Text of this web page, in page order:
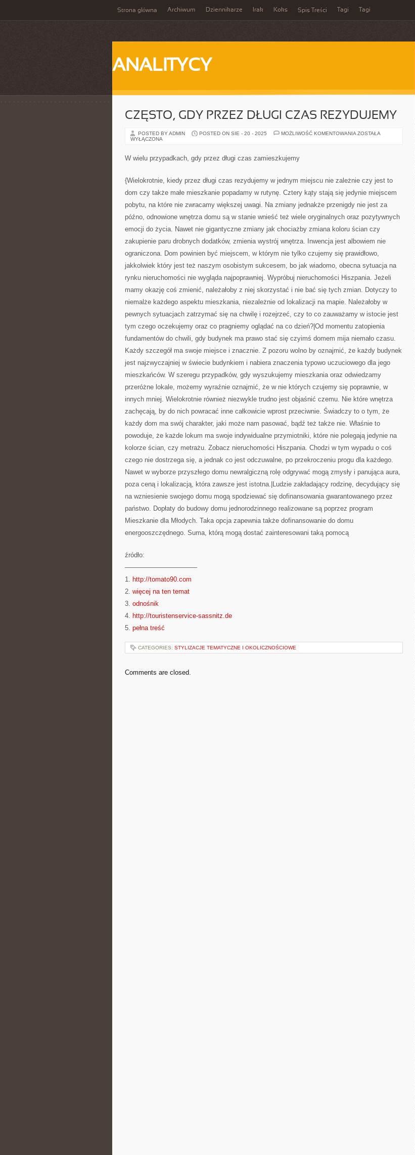
Strona główna Archiwum Dziennikarze Irak Koks Spis Treści Tagi Tagi
ANALITYCY
CZĘSTO, GDY PRZEZ DŁUGI CZAS REZYDUJEMY
POSTED BY ADMIN POSTED ON SIE - 20 - 2025 MOŻLIWOŚĆ KOMENTOWANIA CZĘSTO,
ZOSTAŁA
WYŁĄCZONA
W wielu przypadkach, gdy przez długi czas zamieszkujemy
{Wielokrotnie, kiedy przez długi czas rezydujemy w jednym miejscu nie zależnie czy jest to
dom czy także małe mieszkanie popadamy w rutynę. Cztery kąty stają się jedynie miejscem
pobytu, na które nie zwracamy większej uwagi. Na zmiany jednakże przenigdy nie jest za
późno, odnowione wnętrza domu są w stanie wnieść też wiele oryginalnych oraz pozytywnych
emocji do życia. Nawet nie gigantyczne zmiany jak chociażby zmiana koloru ścian czy
zakupienie paru drobnych dodatków, zmienia wystrój wnętrza. Inwencja jest albowiem nie
ograniczona. Dom powinien być miejscem, w którym nie tylko czujemy się prawidłowo,
jakkolwiek który jest też naszym osobistym sukcesem, bo jak wiadomo, obecna sytuacja na
rynku nieruchomości nie wygląda najpoprawniej. Wypróbuj nieruchomości Hiszpania. Jeżeli
mamy okazję coś zmienić, należałoby z niej skorzystać i nie bać się tych zmian. Dotyczy to
niemalże każdego aspektu mieszkania, niezależnie od lokalizacji na mapie. Należałoby w
pewnych sytuacjach zatrzymać się na chwilę i rozejrzeć, czy to co zauważamy w istocie jest
tym czego oczekujemy oraz co pragniemy oglądać na co dzień?|Od momentu zatopienia
fundamentów do chwili, gdy budynek ma prawo stać się czyimś domem mija niemało czasu.
Każdy szczegół ma swoje miejsce i znacznie. Z pozoru wolno by oznajmić, że każdy budynek
jest najzwyczajniej w świecie budynkiem i nabiera znaczenia typowo uczuciowego dla jego
mieszkańców. W szeregu przypadków, gdy wyszukujemy mieszkania oraz odwiedzamy
przeróżne lokale, możemy wyraźnie oznajmić, że w nie których czujemy się poprawnie, w
innych mniej. Wielokrotnie również niezwykle trudno jest objaśnić czemu. Nie które wnętrza
zachęcają, by do nich powracać inne całkowicie wprost przeciwnie. Świadczy to o tym, że
każdy dom ma swój charakter, jaki może nam pasować, bądź też także nie. Właśnie to
powoduje, że każde lokum ma swoje indywidualne przymiotniki, które nie polegają jedynie na
kolorze ścian, czy metrażu. Zobacz nieruchomości Hiszpania. Chodzi w tym wypadu o coś
czego nie dostrzega się, a jednak co jest odczuwalne, po przekroczeniu progu dla każdego.
Nawet w wyborze przyszłego domu newralgiczną rolę odgrywać mogą zmysły i panująca aura,
poza ceną i lokalizacją, która zawsze jest istotna.|Ludzie zakładający rodzinę, decydujący się
na wzniesienie swojego domu mogą spodziewać się dofinansowania gwarantowanego przez
państwo. Dopłaty do budowy domu jednorodzinnego realizowane są poprzez program
Mieszkanie dla Młodych. Taka opcja zapewnia także dofinansowanie do domu
energooszczędnego. Suma, którą mogą dostać zainteresowani taką pomocą
źródło:
———————————
1. http://tomato90.com
2. więcej na ten temat
3. odnośnik
4. http://touristenservice-sassnitz.de
5. pełna treść
CATEGORIES: STYLIZACJE TEMATYCZNE I OKOLICZNOŚCIOWE
Comments are closed.